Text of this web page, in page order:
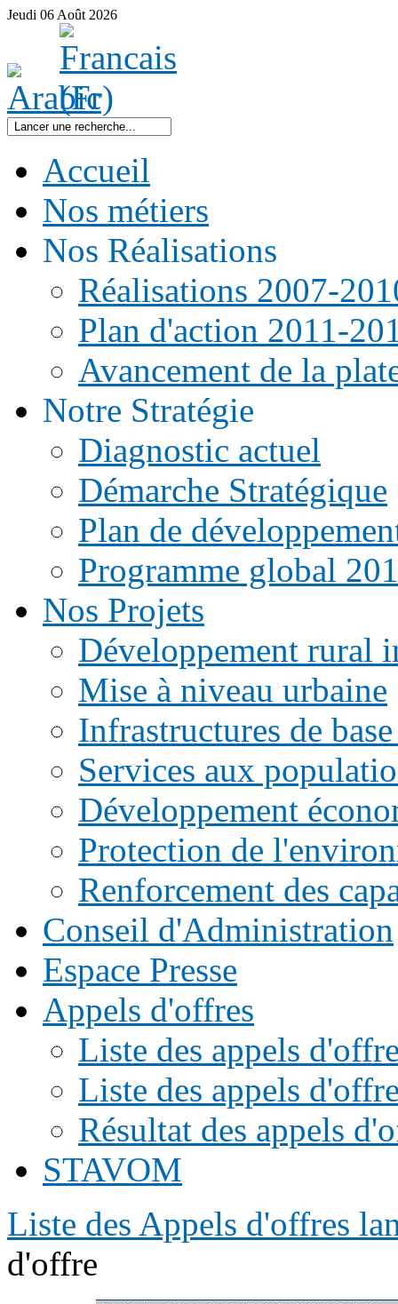
Jeudi 06 Août 2026
Accueil
Nos métiers
Nos Réalisations
Réalisations 2007-
Plan d'action 2011-
Avancement de la
Notre Stratégie
Diagnostic actuel
Démarche Stratégique
Plan de
Programme global
Nos Projets
Développement rural
Mise à niveau urbaine
Infrastructures de
Services aux
Développement
Protection de
Renforcement des
Conseil d'Administration
Espace Presse
Appels d'offres
Liste des appels
Liste des appels
Résultat des appels
STAVOM
Liste des Appels d'offres
d'offre